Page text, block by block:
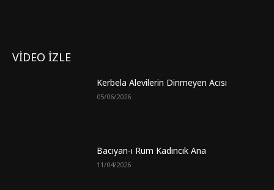
VİDEO İZLE
Kerbela Alevilerin Dinmeyen Acısı
05/06/2026
Bacıyan-ı Rum Kadıncık Ana
11/04/2026